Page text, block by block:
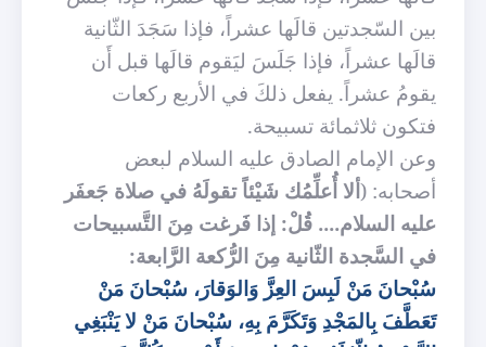
بين السّجدتين قالَها عشراً، فإذا سَجَدَ الثّانية
قالَها عشراً، فإذا جَلَسَ ليَقوم قالَها قبل أَن
يقومُ عشراً. يفعل ذلكَ في الأربع ركعات
فتكون ثلاثمائة تسبيحة.
وعن الإمام الصادق عليه السلام لبعض
أصحابه: (ألا أُعلِّمُك شَيْئاً تقولَهُ في صلاة جَعفَر
عليه السلام.... قُلْ: إذا فَرغت مِنَ التَّسبيحات
في السَّجدة الثّانية مِنَ الرُّكعة الرَّابعة:
سُبْحانَ مَنْ لَبِسَ العِزَّ وَالوَقارَ، سُبْحانَ مَنْ
تَعَطَّفَ بِالمَجْدِ وَتَكَرَّمَ بِهِ، سُبْحانَ مَنْ لا يَنْبَغِي